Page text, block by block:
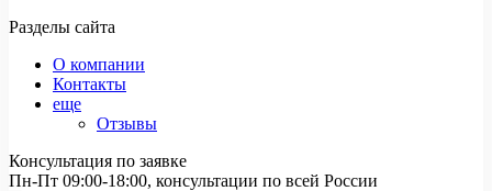
Разделы сайта
О компании
Контакты
еще
Отзывы
Консультация по заявке
Пн-Пт 09:00-18:00, консультации по всей России